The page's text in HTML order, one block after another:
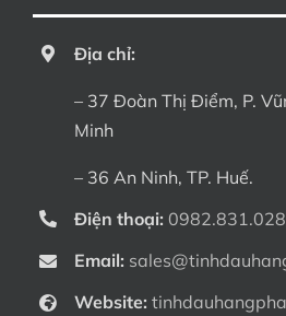
Địa chỉ:
– 37 Đoàn Thị Điểm, P.
Minh
– 36 An Ninh, TP. Huế.
Điện thoại: 0982.831.028
Email:
Website: